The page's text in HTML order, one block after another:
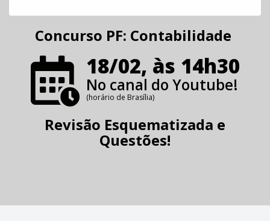
Concurso PF: Contabilidade
18/02, às 14h30
No canal do Youtube!
(horário de Brasília)
Revisão Esquematizada e
Questões!